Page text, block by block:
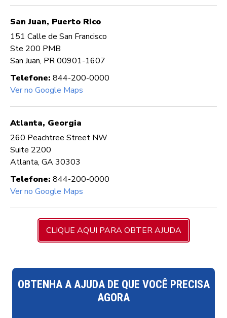
San Juan, Puerto Rico
151 Calle de San Francisco
Ste 200 PMB
San Juan, PR 00901-1607
Telefone: 844-200-0000
Ver no Google Maps
Atlanta, Georgia
260 Peachtree Street NW
Suite 2200
Atlanta, GA 30303
Telefone: 844-200-0000
Ver no Google Maps
CLIQUE AQUI PARA OBTER AJUDA
OBTENHA A AJUDA DE QUE VOCÊ PRECISA
AGORA